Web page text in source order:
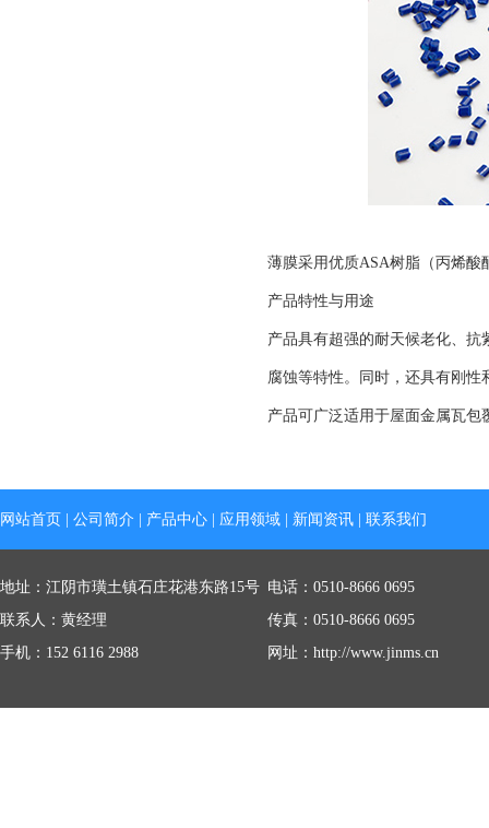
薄膜采用优质ASA树脂（丙烯酸
产品特性与用途
产品具有超强的耐天候老化、
腐蚀等特性。同时，还具有刚
产品可广泛适用于屋面金属瓦
网站首页 公司简介 产品中心 应用领域 新闻资讯 联系我们
地址：江阴市璜土镇石庄花港东路15号
联系人：黄经理
手机：152 6116 2988
电话：0510-8666 0695
传真：0510-8666 0695
网址：http://www.jinms.cn